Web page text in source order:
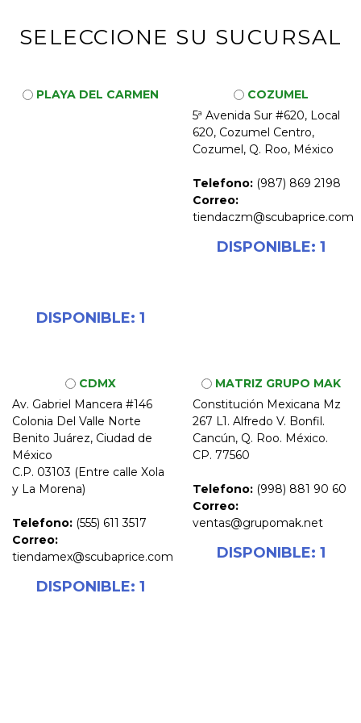
SELECCIONE SU SUCURSAL
PLAYA DEL CARMEN
DISPONIBLE: 1
COZUMEL
5ª Avenida Sur #620, Local
620, Cozumel Centro,
Cozumel, Q. Roo, México
Telefono: (987) 869 2198
Correo:
tiendaczm@scubaprice.com
DISPONIBLE: 1
CDMX
Av. Gabriel Mancera #146
Colonia Del Valle Norte
Benito Juárez, Ciudad de
México
C.P. 03103 (Entre calle Xola
y La Morena)
Telefono: (555) 611 3517
Correo:
tiendamex@scubaprice.com
DISPONIBLE: 1
MATRIZ GRUPO MAK
Constitución Mexicana Mz
267 L1. Alfredo V. Bonfil.
Cancún, Q. Roo. México.
CP. 77560
Telefono: (998) 881 90 60
Correo:
ventas@grupomak.net
DISPONIBLE: 1